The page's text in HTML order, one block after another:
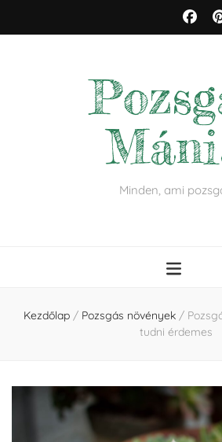
Minden, ami
Kezdőlap / Pozsgás növények /
tudni érdemes